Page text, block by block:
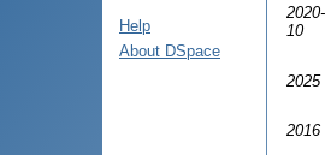
Help
About DSpace
2020-
10
2025
2016